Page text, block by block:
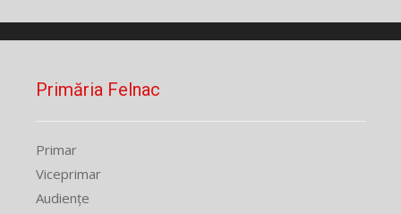
Primăria Felnac
Primar
Viceprimar
Audiențe